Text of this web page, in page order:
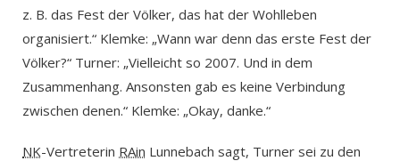
z. B. das Fest der Völker, das hat der Wohlleben
organisiert.“ Klemke: „Wann war denn das erste Fest der
Völker?“ Turner: „Vielleicht so 2007. Und in dem
Zusammenhang. Ansonsten gab es keine Verbindung
zwischen denen.“ Klemke: „Okay, danke.“
NK-Vertreterin RAin Lunnebach sagt, Turner sei zu den